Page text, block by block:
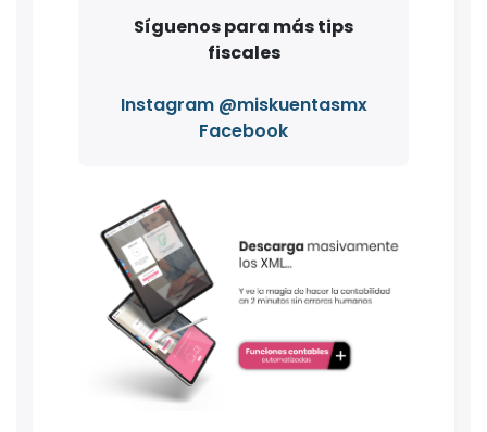
Síguenos para más tips
fiscales
Instagram @miskuentasmx
Facebook